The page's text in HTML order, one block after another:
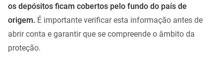
os depósitos ficam cobertos pelo fundo do país de
origem. É importante verificar esta informação antes de
abrir conta e garantir que se compreende o âmbito da
proteção.